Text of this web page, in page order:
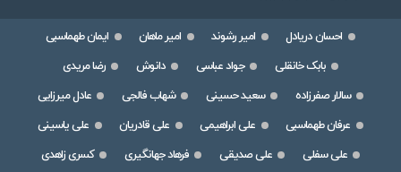
احسان دریادل امیر رشوند امیر ماهان
ایمان طهماسبی
بابک خانقلی
جواد عباسی دانوش
رضا مریدی
سالار صفرزاده
سعید حسینی شهاب فالجی
عادل میرزایی
عرفان طهماسبی
علی ابراهیمی علی قادریان
علی یاسینی
علی سفلی
علی صدیقی فرهاد جهانگیری
کسری زاهدی